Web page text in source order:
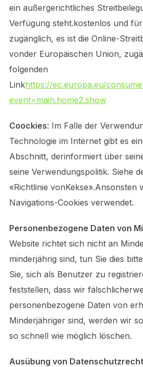
ein außergerichtliches
Verfügung steht.kostenlos und
zugänglich, es ist die Online-
vonder Europäischen Union,
folgenden
Linkhttps://ec.europa.eu/
event=main.home2.show
Coockies: Im Falle der
Technologie im Internet gibt es
Abschnitt, derinformiert über
seine Verwendungspolitik. Siehe
«Richtlinie vonKekse».Ansonsten
Navigations-Cookies verwendet.
Personenbezogene Daten von
Website richtet sich nicht an
minderjährig sind, tun Sie dies
Sie, sich als Benutzer zu
feststellen, dass wir
personenbezogene Daten von
Minderjähriger sind, werden wir
so schnell wie möglich löschen.
Ausübung von